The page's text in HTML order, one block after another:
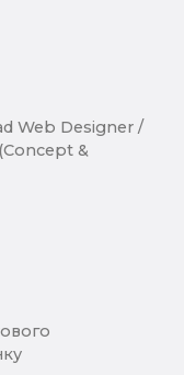
Web Designer /
&